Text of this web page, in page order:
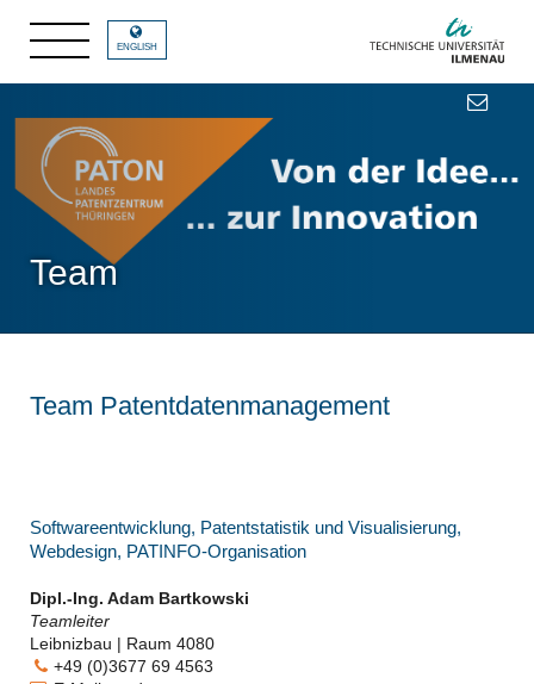
ENGLISH
Team
Team Patentdatenmanagement
Softwareentwicklung, Patentstatistik und Visualisierung,
Webdesign, PATINFO-Organisation
Dipl.-Ing. Adam Bartkowski
Teamleiter
Leibnizbau | Raum 4080
+49 (0)3677 69 4563